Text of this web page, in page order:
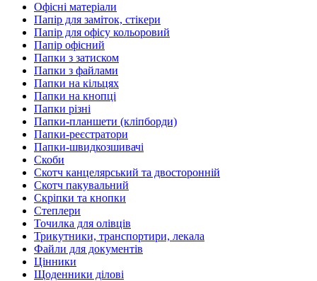
Офісні матеріали
Папір для заміток, стікери
Папір для офісу кольоровий
Папір офісний
Папки з затиском
Папки з файлами
Папки на кільцях
Папки на кнопці
Папки різні
Папки-планшети (кліпборди)
Папки-реєстратори
Папки-швидкозшивачі
Скоби
Скотч канцелярський та двосторонній
Скотч пакувальний
Скріпки та кнопки
Степлери
Точилка для олівців
Трикутники, транспортири, лекала
Файли для документів
Цінники
Щоденники ділові